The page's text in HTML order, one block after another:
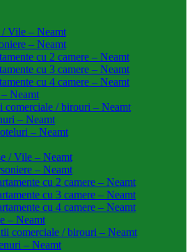
/ Vile – Neamt
– Neamt
cu 2 camere – Neamt
cu 3 camere – Neamt
cu 4 camere – Neamt
Neamt
comerciale / birouri – Neamt
– Neamt
– Neamt
/ Vile – Neamt
– Neamt
cu 2 camere – Neamt
cu 3 camere – Neamt
cu 4 camere – Neamt
– Neamt
comerciale / birouri – Neamt
– Neamt